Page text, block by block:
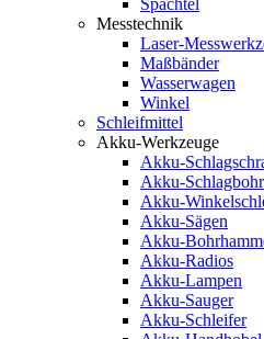
Spachtel
Messtechnik
Laser-
Maßbänder
Wasserwagen
Winkel
Schleifmittel
Akku-Werkzeuge
Akku-
Akku-
Akku-
Akku-Sägen
Akku-
Akku-Radios
Akku-Lampen
Akku-Sauger
Akku-Schleifer